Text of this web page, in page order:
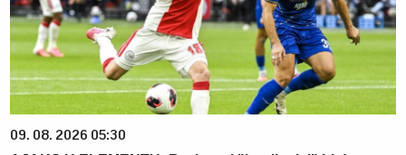
09. 08. 2026 05:30